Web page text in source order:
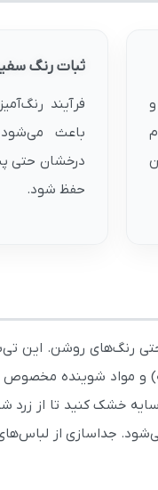
ثبات رنگ
فرآیند
باعث
درخشان حتی
حفظ شود.
رنگ‌های روشن. این
می‌کند. برای حفظ سفیدی و کیفیت پارچه، آن را با آب سرد تا
خشک کنید تا از زرد
جداسازی از